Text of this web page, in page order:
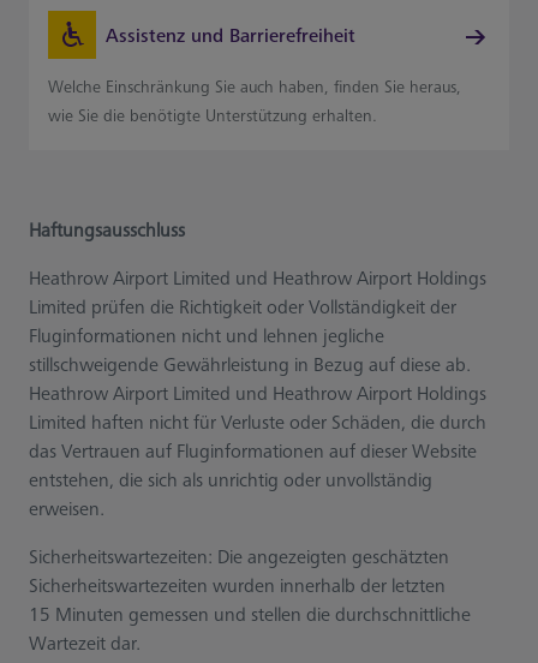
Assistenz und Barrierefreiheit
Welche Einschränkung Sie auch haben, finden Sie heraus,
wie Sie die benötigte Unterstützung erhalten.
Haftungsausschluss
Heathrow Airport Limited und Heathrow Airport Holdings
Limited prüfen die Richtigkeit oder Vollständigkeit der
Fluginformationen nicht und lehnen jegliche
stillschweigende Gewährleistung in Bezug auf diese ab.
Heathrow Airport Limited und Heathrow Airport Holdings
Limited haften nicht für Verluste oder Schäden, die durch
das Vertrauen auf Fluginformationen auf dieser Website
entstehen, die sich als unrichtig oder unvollständig
erweisen.
Sicherheitswartezeiten: Die angezeigten geschätzten
Sicherheitswartezeiten wurden innerhalb der letzten
15 Minuten gemessen und stellen die durchschnittliche
Wartezeit dar.